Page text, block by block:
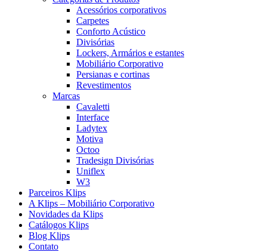
Acessórios corporativos
Carpetes
Conforto Acústico
Divisórias
Lockers, Armários e estantes
Mobiliário Corporativo
Persianas e cortinas
Revestimentos
Marcas
Cavaletti
Interface
Ladytex
Motiva
Octoo
Tradesign Divisórias
Uniflex
W3
Parceiros Klips
A Klips – Mobiliário Corporativo
Novidades da Klips
Catálogos Klips
Blog Klips
Contato